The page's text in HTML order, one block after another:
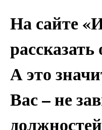
На сайте
А это
Вас – не